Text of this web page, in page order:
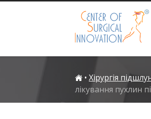
• Хірургія
лікування пухлин